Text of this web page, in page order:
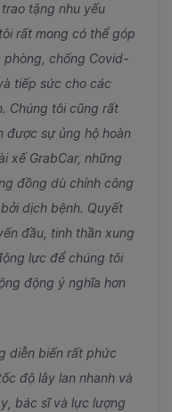
tặng nhu yếu
rất mong có thể góp
chống Covid-
tiếp sức cho các
Chúng tôi cũng rất
được sự ủng hộ hoàn
xế GrabCar, những
đồng dù chính công
dịch bệnh. Quyết
đầu, tinh thần xung
lực để chúng tôi
động ý nghĩa hơn
diễn biến rất phức
độ lây lan nhanh và
bác sĩ và lực lượng